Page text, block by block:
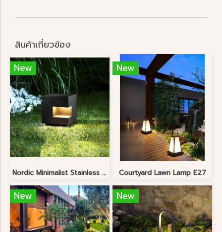
สินค้าเกี่ยวข้อง
New
Nordic Minimalist Stainless Steel Lawn Lamp
New
Courtyard Lawn Lamp E27
New New